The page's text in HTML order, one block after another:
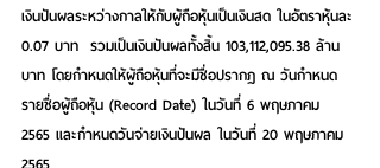
เงินปันผลระหว่างกาลให้กับผู้ถือหุ้นเป็นเงินสด ในอัตราหุ้นละ
0.07 บาท  รวมเป็นเงินปันผลทั้งสิ้น 103,112,095.38 ล้าน
บาท โดยกำหนดให้ผู้ถือหุ้นที่จะมีชื่อปรากฏ ณ วันกำหนด
รายชื่อผู้ถือหุ้น (Record Date) ในวันที่ 6 พฤษภาคม
2565 และกำหนดวันจ่ายเงินปันผล ในวันที่ 20 พฤษภาคม